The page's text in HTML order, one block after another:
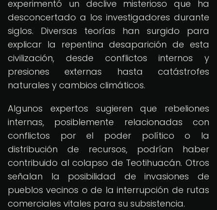
experimentó un declive misterioso que ha
desconcertado a los investigadores durante
siglos. Diversas teorías han surgido para
explicar la repentina desaparición de esta
civilización, desde conflictos internos y
presiones externas hasta catástrofes
naturales y cambios climáticos.
Algunos expertos sugieren que rebeliones
internas, posiblemente relacionadas con
conflictos por el poder político o la
distribución de recursos, podrían haber
contribuido al colapso de Teotihuacán. Otros
señalan la posibilidad de invasiones de
pueblos vecinos o de la interrupción de rutas
comerciales vitales para su subsistencia.